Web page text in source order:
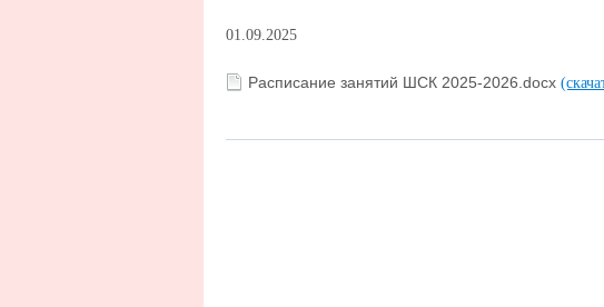
01.09.2025
Расписание занятий ШСК 2025-2026.docx